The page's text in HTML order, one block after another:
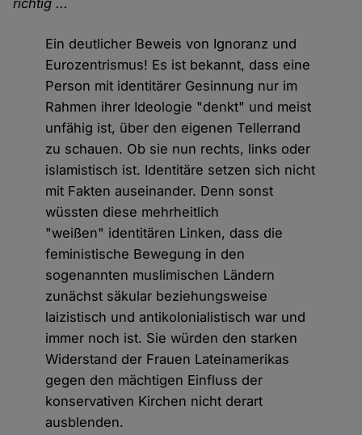
Ein deutlicher Beweis von Ignoranz und
Eurozentrismus! Es ist bekannt, dass eine
Person mit identitärer Gesinnung nur im
Rahmen ihrer Ideologie "denkt" und meist
unfähig ist, über den eigenen Tellerrand
zu schauen. Ob sie nun rechts, links oder
islamistisch ist. Identitäre setzen sich nicht
mit Fakten auseinander. Denn sonst
wüssten diese mehrheitlich
"weißen" identitären Linken, dass die
feministische Bewegung in den
sogenannten muslimischen Ländern
zunächst säkular beziehungsweise
laizistisch und antikolonialistisch war und
immer noch ist. Sie würden den starken
Widerstand der Frauen Lateinamerikas
gegen den mächtigen Einfluss der
konservativen Kirchen nicht derart
ausblenden.